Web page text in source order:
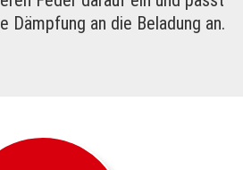
Dämpfung an die Beladung an.